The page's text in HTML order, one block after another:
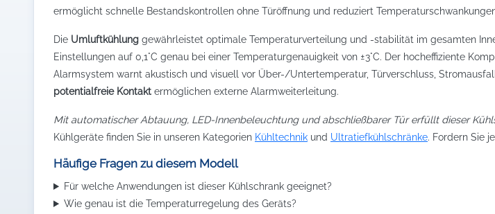
ermöglicht schnelle Bestandskontrollen ohne Türöffnung und reduziert
Die Umluftkühlung gewährleistet optimale Temperaturverteilung und -stabilität im gesamten
Einstellungen auf 0,1°C genau bei einer Temperaturgenauigkeit von ±3°C. Der hocheffiziente
Alarmsystem warnt akustisch und visuell vor Über-/Untertemperatur, Türverschluss,
potentialfreie Kontakt ermöglichen externe Alarmweiterleitung.
Mit automatischer Abtauung, LED-Innenbeleuchtung und abschließbarer Tür erfüllt dieser
Kühlgeräte finden Sie in unseren Kategorien Kühltechnik und Ultratiefkühlschränke. Fordern Sie
Häufige Fragen zu diesem Modell
Für welche Anwendungen ist dieser Kühlschrank geeignet?
Wie genau ist die Temperaturregelung des Geräts?